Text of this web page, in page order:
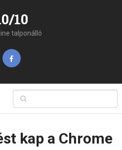
10
talponálló
kap a Chrome